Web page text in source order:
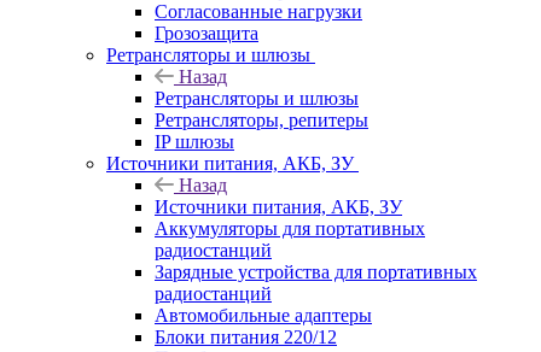
Согласованные нагрузки
Грозозащита
Ретрансляторы и шлюзы
Назад
Ретрансляторы и шлюзы
Ретрансляторы, репитеры
IP шлюзы
Источники питания, АКБ, ЗУ
Назад
Источники питания, АКБ, ЗУ
Аккумуляторы для портативных
радиостанций
Зарядные устройства для портативных
радиостанций
Автомобильные адаптеры
Блоки питания 220/12